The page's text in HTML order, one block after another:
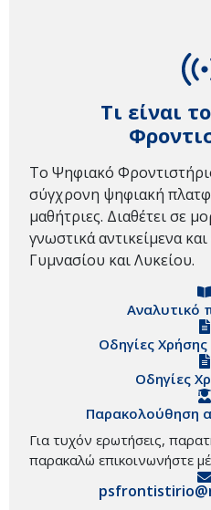
Τι είναι
Το Ψηφιακό
σύγχρονη ψηφιακή
μαθήτριες. Διαθέτει σε
γνωστικά αντικείμενα
Γυμνασίου και Λυκείου.
Αναλυτικό
Οδηγίες
Οδηγίες
Παρακολούθηση
Για τυχόν ερωτήσεις,
παρακαλώ επικοινωνήστε